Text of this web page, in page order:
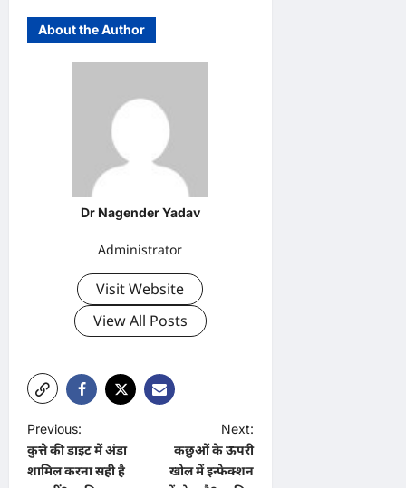
About the Author
Dr Nagender Yadav
Administrator
Visit Website
View All Posts
P
o
Previous:
कुत्ते की डाइट में अंडा
शामिल करना सही है
Next:
कछुओं के ऊपरी
खोल में इन्फेक्शन